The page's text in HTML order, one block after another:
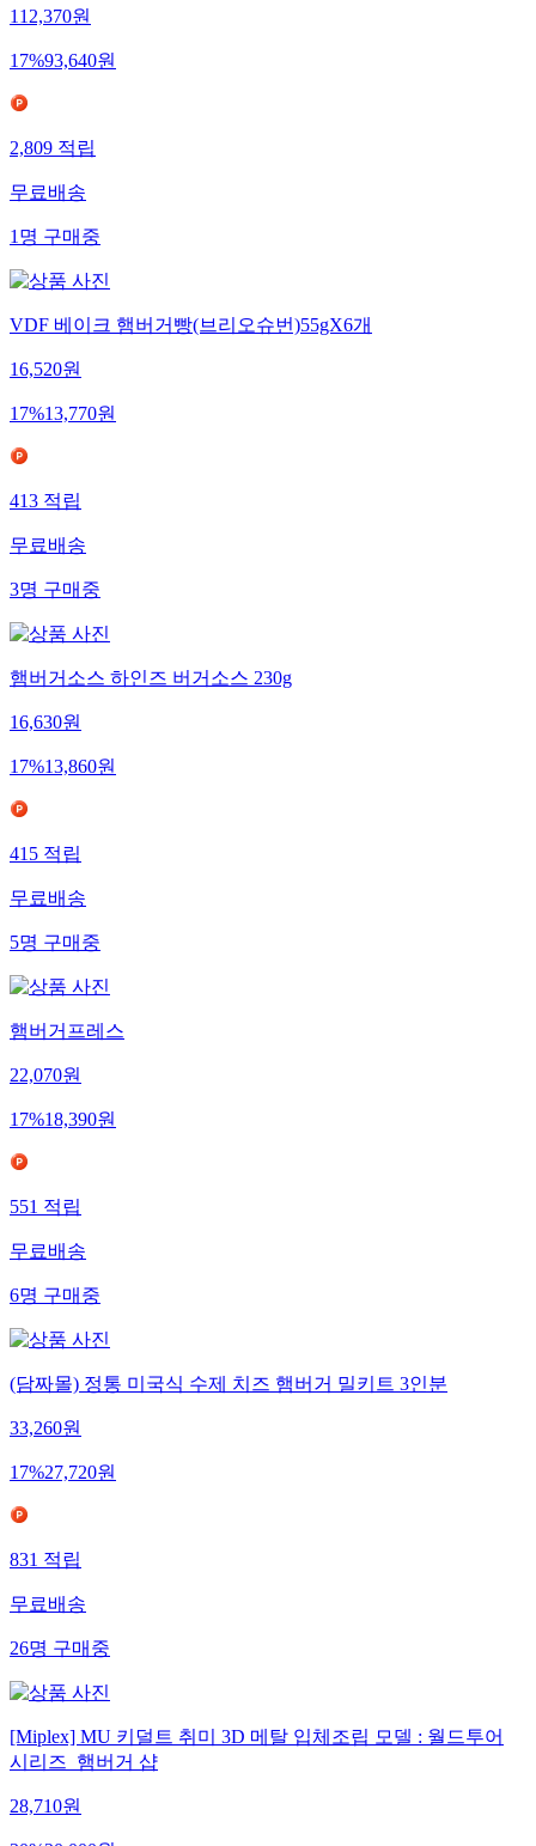
112,370원
17%93,640원
2,809적립
무료배송
1명구매중
VDF 베이크 햄버거빵(브리오슈번)55gX6개
16,520원
17%13,770원
413적립
무료배송
3명구매중
햄버거소스 하인즈 버거소스 230g
16,630원
17%13,860원
415적립
무료배송
5명구매중
햄버거프레스
22,070원
17%18,390원
551적립
무료배송
6명구매중
(담짜몰) 정통 미국식 수제 치즈 햄버거 밀키트 3인분
33,260원
17%27,720원
831적립
무료배송
26명구매중
[Miplex] MU 키덜트 취미 3D 메탈 입체조립 모델 : 월드투어
시리즈_햄버거 샵
28,710원